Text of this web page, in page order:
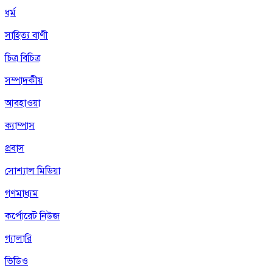
ধর্ম
সাহিত্য বাণী
চিত্র বিচিত্র
সম্পাদকীয়
আবহাওয়া
ক্যাম্পাস
প্রবাস
সোশ্যাল মিডিয়া
গণমাধ্যম
কর্পোরেট নিউজ
গ্যালারি
ভিডিও